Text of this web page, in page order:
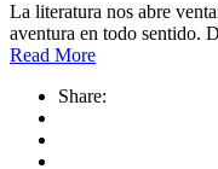
La literatura nos abre
aventura en todo sentido.
Read More
Share: